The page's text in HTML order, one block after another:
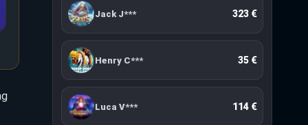
Leo K*** 15 €
Jack J*** 323 €
Henry C*** 35 €